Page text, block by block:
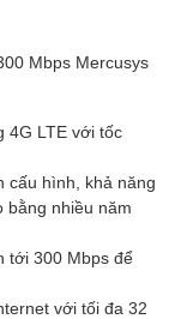
Mbps Mercusys
4G LTE với tốc
cấu hình, khả năng
bằng nhiều năm
tới 300 Mbps để
với tối đa 32